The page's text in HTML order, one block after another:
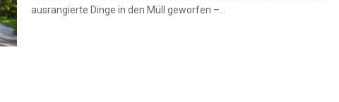
ausrangierte Dinge in den Müll geworfen –...